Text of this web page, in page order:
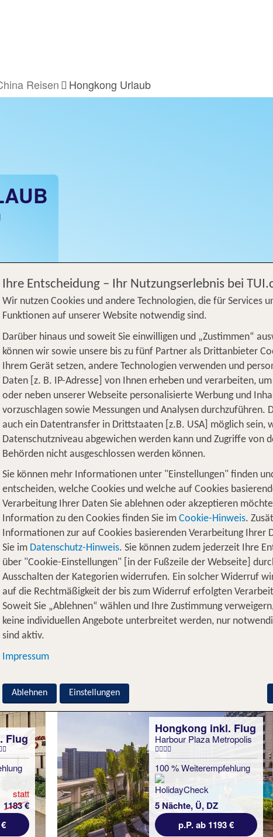
Reisen Hongkong Urlaub
2784 €
DEALS Flug Ferienhaus Mietwagen
Ausflüge
Camper Privattransfer
Von wo?
Beliebig
Wer reist mit?
2 Erwachsene
Hongkong 2026: Moderne und
und paradiesische Strände erleben? Dann
besiedelte, hochmoderne asiatische Metropole. Die
auf einer zerklüfteten Halbinsel an der Küste
dem mehr als sieben Millionen Menschen zu Hause
üppig grünen Naturparks voller exotischer Pflanzen
an und lass dich per Flug entführen in eine
Hongkong Urlaub inkl. Flug -
Flug
statt
1183 €
Hongkong inkl. Flug
Harbour Plaza Metropolis
100 % Weiterempfehlung
5 Nächte, Ü, DZ
p.P. ab 1193 €
Ihre Entscheidung – Ihr Nutzungserlebnis bei
Wir nutzen Cookies und andere Technologien, die für Services
Funktionen auf unserer Website notwendig sind.
Darüber hinaus und soweit Sie einwilligen und „Zustimmen“
können wir sowie unsere bis zu fünf Partner als Drittanbieter
Ihrem Gerät setzen, andere Technologien verwenden und
Daten [z. B. IP-Adresse] von Ihnen erheben und verarbeiten,
oder neben unserer Webseite personalisierte Werbung und
vorzuschlagen sowie Messungen und Analysen durchzuführen.
auch ein Datentransfer in Drittstaaten [z.B. USA] möglich sein,
Datenschutzniveau abgewichen werden kann und Zugriffe von
Behörden nicht ausgeschlossen werden können.
Sie können mehr Informationen unter "Einstellungen" finden
entscheiden, welche Cookies und welche auf Cookies
Verarbeitung Ihrer Daten Sie ablehnen oder akzeptieren
Information zu den Cookies finden Sie im Cookie-Hinweis.
Informationen zur auf Cookies basierenden Verarbeitung Ihrer
Sie im Datenschutz-Hinweis. Sie können zudem jederzeit Ihre
über "Cookie-Einstellungen" [in der Fußzeile der Webseite]
Ausschalten der Kategorien widerrufen. Ein solcher Widerruf
auf die Rechtmäßigkeit der bis zum Widerruf erfolgten
Soweit Sie „Ablehnen“ wählen und Ihre Zustimmung
keine individuellen Angebote unterbreitet werden, nur
sind aktiv.
Impressum
Ablehnen Einstellungen